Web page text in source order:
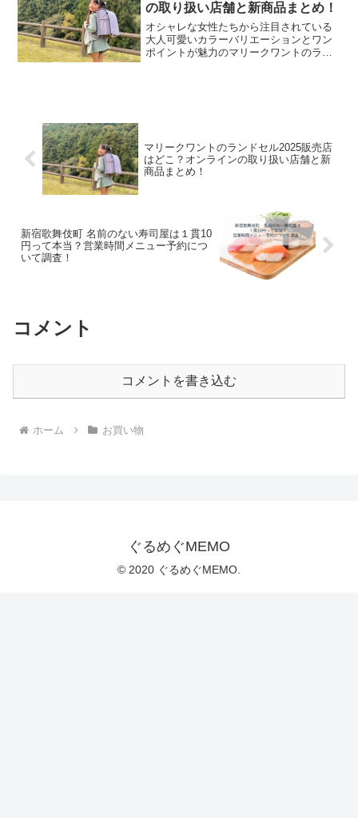
の取り扱い店舗と新商品まとめ！
オシャレな女性たちから注目されている
大人可愛いカラーバリエーションとワン
ポイントが魅力のマリークワントのラン
マリークワントのランドセル2025販売店
はどこ？オンラインの取り扱い店舗と新
商品まとめ！
新宿歌舞伎町 名前のない寿司屋は１貫10
円って本当？営業時間メニュー予約につ
いて調査！
コメント
コメントを書き込む
ホーム お買い物
ぐるめぐMEMO
© 2020 ぐるめぐMEMO.